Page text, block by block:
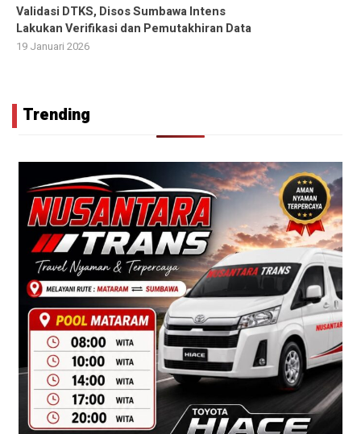
Validasi DTKS, Disos Sumbawa Intens
Lakukan Verifikasi dan Pemutakhiran Data
19 Januari 2026
Trending